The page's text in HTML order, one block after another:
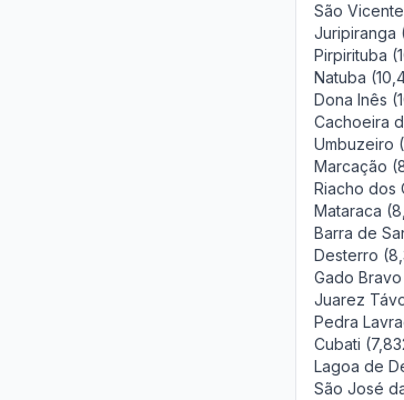
São
Juripiranga
Pirpirituba
Natuba
Dona Inês
Cachoeira
Umbuzeiro
Marcação
Riacho dos
Mataraca
Barra de
Desterro
Gado
Juarez
Pedra
Cubati
Lagoa de
São José